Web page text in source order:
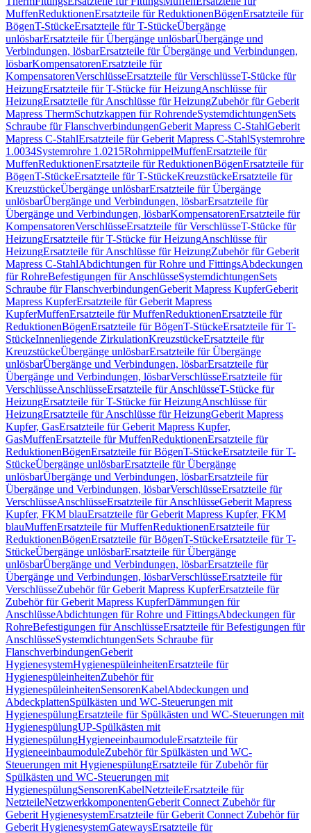
MuffenReduktionenErsatzteile für ReduktionenBögenErsatzteile für
BögenT-StückeErsatzteile für T-StückeÜbergänge
unlösbarErsatzteile für Übergänge unlösbarÜbergänge und
Verbindungen, lösbarErsatzteile für Übergänge und Verbindungen,
lösbarKompensatorenErsatzteile für
KompensatorenVerschlüsseErsatzteile für VerschlüsseT-Stücke für
HeizungErsatzteile für T-Stücke für HeizungAnschlüsse für
HeizungErsatzteile für Anschlüsse für HeizungZubehör für Geberit
Mapress ThermSchutzkappen für RohrendeSystemdichtungenSets
Schraube für FlanschverbindungenGeberit Mapress C-StahlGeberit
Mapress C-StahlErsatzteile für Geberit Mapress C-StahlSystemrohre
1.0034Systemrohre 1.0215RohrnippelMuffenErsatzteile für
MuffenReduktionenErsatzteile für ReduktionenBögenErsatzteile für
BögenT-StückeErsatzteile für T-StückeKreuzstückeErsatzteile für
KreuzstückeÜbergänge unlösbarErsatzteile für Übergänge
unlösbarÜbergänge und Verbindungen, lösbarErsatzteile für
Übergänge und Verbindungen, lösbarKompensatorenErsatzteile für
KompensatorenVerschlüsseErsatzteile für VerschlüsseT-Stücke für
HeizungErsatzteile für T-Stücke für HeizungAnschlüsse für
HeizungErsatzteile für Anschlüsse für HeizungZubehör für Geberit
Mapress C-StahlAbdichtungen für Rohre und FittingsAbdeckungen
für RohreBefestigungen für AnschlüsseSystemdichtungenSets
Schraube für FlanschverbindungenGeberit Mapress KupferGeberit
Mapress KupferErsatzteile für Geberit Mapress
KupferMuffenErsatzteile für MuffenReduktionenErsatzteile für
ReduktionenBögenErsatzteile für BögenT-StückeErsatzteile für T-
StückeInnenliegende ZirkulationKreuzstückeErsatzteile für
KreuzstückeÜbergänge unlösbarErsatzteile für Übergänge
unlösbarÜbergänge und Verbindungen, lösbarErsatzteile für
Übergänge und Verbindungen, lösbarVerschlüsseErsatzteile für
VerschlüsseAnschlüsseErsatzteile für AnschlüsseT-Stücke für
HeizungErsatzteile für T-Stücke für HeizungAnschlüsse für
HeizungErsatzteile für Anschlüsse für HeizungGeberit Mapress
Kupfer, GasErsatzteile für Geberit Mapress Kupfer,
GasMuffenErsatzteile für MuffenReduktionenErsatzteile für
ReduktionenBögenErsatzteile für BögenT-StückeErsatzteile für T-
StückeÜbergänge unlösbarErsatzteile für Übergänge
unlösbarÜbergänge und Verbindungen, lösbarErsatzteile für
Übergänge und Verbindungen, lösbarVerschlüsseErsatzteile für
VerschlüsseAnschlüsseErsatzteile für AnschlüsseGeberit Mapress
Kupfer, FKM blauErsatzteile für Geberit Mapress Kupfer, FKM
blauMuffenErsatzteile für MuffenReduktionenErsatzteile für
ReduktionenBögenErsatzteile für BögenT-StückeErsatzteile für T-
StückeÜbergänge unlösbarErsatzteile für Übergänge
unlösbarÜbergänge und Verbindungen, lösbarErsatzteile für
Übergänge und Verbindungen, lösbarVerschlüsseErsatzteile für
VerschlüsseZubehör für Geberit Mapress KupferErsatzteile für
Zubehör für Geberit Mapress KupferDämmungen für
AnschlüsseAbdichtungen für Rohre und FittingsAbdeckungen für
RohreBefestigungen für AnschlüsseErsatzteile für Befestigungen für
AnschlüsseSystemdichtungenSets Schraube für
FlanschverbindungenGeberit
HygienesystemHygienespüleinheitenErsatzteile für
HygienespüleinheitenZubehör für
HygienespüleinheitenSensorenKabelAbdeckungen und
AbdeckplattenSpülkästen und WC-Steuerungen mit
HygienespülungErsatzteile für Spülkästen und WC-Steuerungen mit
HygienespülungUP-Spülkästen mit
HygienespülungHygieneeinbaumoduleErsatzteile für
HygieneeinbaumoduleZubehör für Spülkästen und WC-
Steuerungen mit HygienespülungErsatzteile für Zubehör für
Spülkästen und WC-Steuerungen mit
HygienespülungSensorenKabelNetzteileErsatzteile für
NetzteileNetzwerkkomponentenGeberit Connect Zubehör für
Geberit HygienesystemErsatzteile für Geberit Connect Zubehör für
Geberit HygienesystemGatewaysErsatzteile für